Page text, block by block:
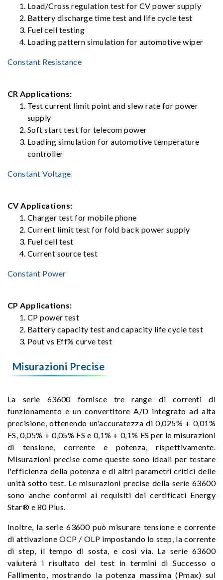
Load/Cross regulation test for CV power supply
Battery discharge time test and life cycle test
Fuel cell testing
Loading pattern simulation for automotive wiper
Constant Resistance
CR Applications:
Test current limit point and slew rate for power
supply
Soft start test for telecom power
Loading simulation for automotive temperature
controller
Constant Voltage
CV Applications:
Charger test for mobile phone
Current limit test for fold back power supply
Fuel cell test
Current source test
Constant Power
CP Applications:
CP power test
Battery capacity test and capacity life cycle test
Pout vs Eff% curve test
Misurazioni Precise
La serie 63600 fornisce tre range di correnti di
funzionamento e un convertitore A/D integrato ad alta
precisione, ottenendo un'accuratezza di 0,025% + 0,01%
FS, 0,05% + 0,05% FS e 0,1% + 0,1% FS per le misurazioni
di tensione, corrente e potenza, rispettivamente.
Misurazioni precise come queste sono ideali per testare
l'efficienza della potenza e di altri parametri critici delle
unità sotto test. Le misurazioni precise della serie 63600
sono anche conformi ai requisiti dei certificati Energy
Star® e 80 Plus.
Inoltre, la serie 63600 può misurare tensione e corrente
di attivazione OCP / OLP impostando lo step, la corrente
di step, il tempo di sosta, e così via. La serie 63600
valuterà i risultato del test in termini di Successo o
Fallimento, mostrando la potenza massima (Pmax) sul